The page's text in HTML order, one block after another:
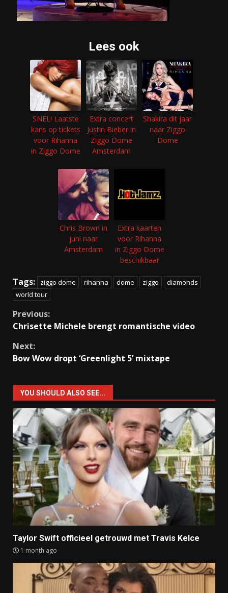
Lees ook
SNEL! Laatste
kans op tickets
voor Rihanna
in Ziggo Dome
Extra concert
Justin Bieber in
Ziggo Dome
Amsterdam
Shakira dit jaar
naar Ziggo
Dome
Chris Brown in
juni naar
Amsterdam
Extra kaarten
voor Rihanna
in Ziggo Dome
beschikbaar
Tags: ziggo dome rihanna dome ziggo
diamonds
world tour
Continue
Previous:
Chrisette Michele brengt romantische video
Next:
Bow Wow dropt ‘Greenlight 5’ mixtape
YOU SHOULD ALSO SEE...
Taylor Swift officieel getrouwd met Travis Kelce
1 month ago